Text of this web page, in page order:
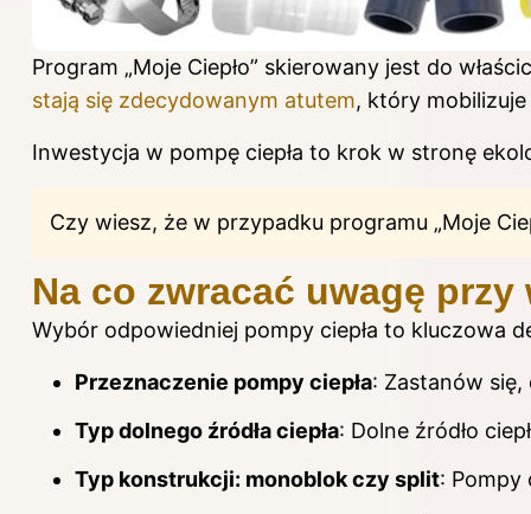
Program „Moje Ciepło” skierowany jest do
stają się zdecydowanym atutem, który mobilizuje
Inwestycja w pompę ciepła to krok w stronę
Czy wiesz, że w przypadku programu „Moje
Na co zwracać uwagę
Wybór odpowiedniej pompy ciepła to kluczowa
Przeznaczenie pompy ciepła: Zastanów
Typ dolnego źródła ciepła: Dolne źródło
Typ konstrukcji: monoblok czy split: Pompy